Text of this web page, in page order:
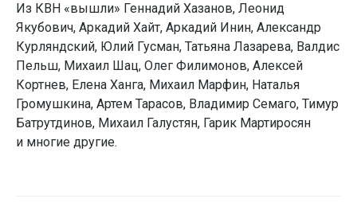
Из КВН «вышли» Геннадий Хазанов, Леонид
Якубович, Аркадий Хайт, Аркадий Инин, Александр
Курляндский, Юлий Гусман, Татьяна Лазарева, Валдис
Пельш, Михаил Шац, Олег Филимонов, Алексей
Кортнев, Елена Ханга, Михаил Марфин, Наталья
Громушкина, Артем Тарасов, Владимир Семаго, Тимур
Батрутдинов, Михаил Галустян, Гарик Мартиросян
и многие другие.